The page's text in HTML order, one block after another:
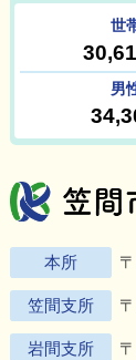
本所
笠間支所
岩間支所